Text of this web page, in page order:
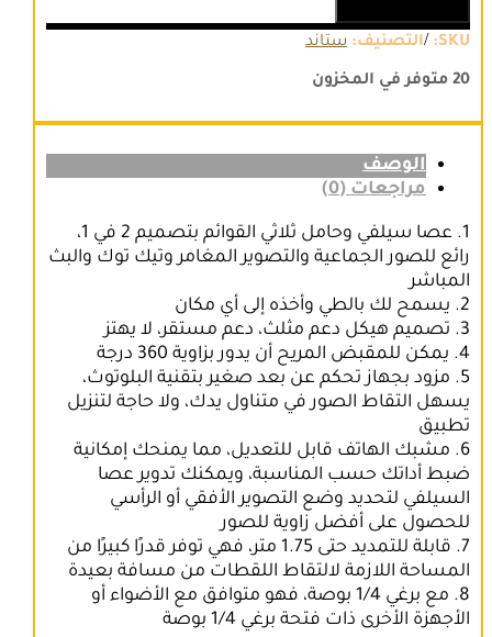
Rotation
Camera
SKU:
/التصنيف: ستاند
20 متوفر في المخزون
الوصف
مراجعات (0)
1. عصا سيلفي وحامل ثلاثي القوائم بتصميم 2 في 1،
رائع للصور الجماعية والتصوير المغامر وتيك توك والبث
المباشر
2. يسمح لك بالطي وأخذه إلى أي مكان
3. تصميم هيكل دعم مثلث، دعم مستقر، لا يهتز
4. يمكن للمقبض المريح أن يدور بزاوية 360 درجة
5. مزود بجهاز تحكم عن بعد صغير بتقنية البلوتوث،
يسهل التقاط الصور في متناول يدك، ولا حاجة لتنزيل
تطبيق
6. مشبك الهاتف قابل للتعديل، مما يمنحك إمكانية
ضبط أداتك حسب المناسبة، ويمكنك تدوير عصا
السيلفي لتحديد وضع التصوير الأفقي أو الرأسي
للحصول على أفضل زاوية للصور
7. قابلة للتمديد حتى 1.75 متر، فهي توفر قدرًا كبيرًا من
المساحة اللازمة لالتقاط اللقطات من مسافة بعيدة
8. مع برغي 1/4 بوصة، فهو متوافق مع الأضواء أو
الأجهزة الأخرى ذات فتحة برغي 1/4 بوصة